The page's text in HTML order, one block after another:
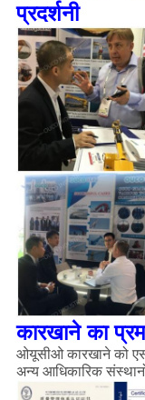
प्रदर्शनी
कारखाने का
ओयूसीओ कारखाने को
अन्य आधिकारिक संस्थानों